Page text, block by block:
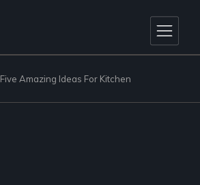
Five Amazing Ideas For Kitchen